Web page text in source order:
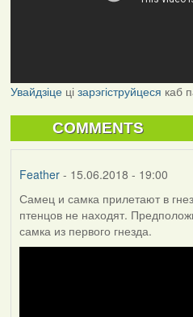
Увайдзіцеці зарэгіструйцеся каб
COMMENTS
Feather- 15.06.2018 - 19:00
Самец и самка прилетают в
птенцов не находят.
самка из первого гнезда.